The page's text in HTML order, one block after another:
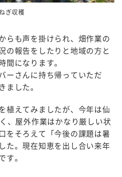
ぎ収穫
らも声を掛けられ、畑作業の
の報告をしたりと地域の方と
間になります。
ーさんに持ち帰っていただ
ました。
植えてみましたが、今年は仙
、屋外作業はかなり厳しい状
をそろえて「今後の課題は暑
た。現在知恵を出し合い来年
す。